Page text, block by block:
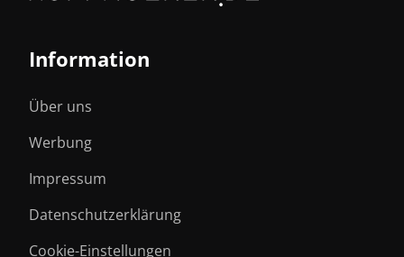
Information
Über uns
Werbung
Impressum
Datenschutzerklärung
Cookie-Einstellungen